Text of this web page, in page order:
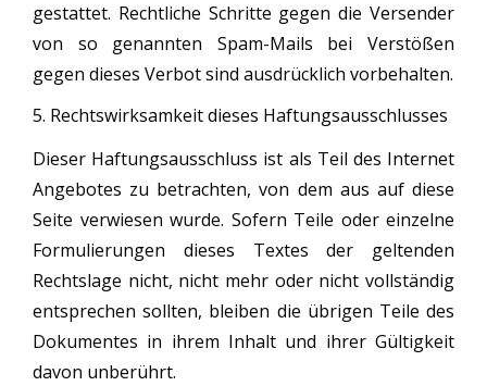
gestattet. Rechtliche Schritte gegen die Versender
von so genannten Spam-Mails bei Verstößen
gegen dieses Verbot sind ausdrücklich vorbehalten.
5. Rechtswirksamkeit dieses Haftungsausschlusses
Dieser Haftungsausschluss ist als Teil des Internet
Angebotes zu betrachten, von dem aus auf diese
Seite verwiesen wurde. Sofern Teile oder einzelne
Formulierungen dieses Textes der geltenden
Rechtslage nicht, nicht mehr oder nicht vollständig
entsprechen sollten, bleiben die übrigen Teile des
Dokumentes in ihrem Inhalt und ihrer Gültigkeit
davon unberührt.